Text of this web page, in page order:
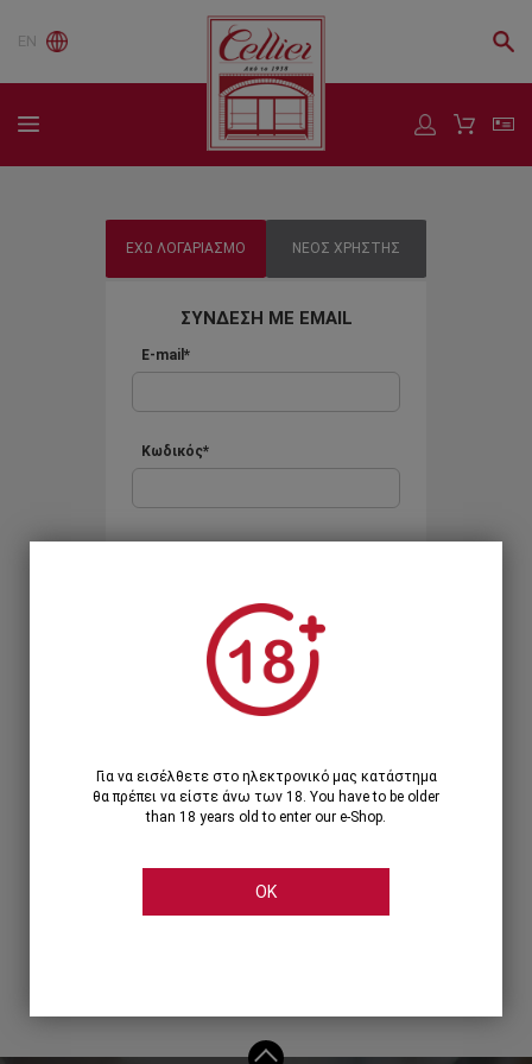
EN
ΕΧΩ ΛΟΓΑΡΙΑΣΜΟ ΝΕΟΣ ΧΡΗΣΤΗΣ
ΣΥΝΔΕΣΗ ΜΕ EMAIL
E-mail*
Κωδικός*
Ξεχάσατε τον κωδικό;
Ή
ΣΥΝΔΕΣΗ ΜΕ ...
Για να εισέλθετε στο ηλεκτρονικό μας κατάστημα
θα πρέπει να είστε άνω των 18. You have to be older
than 18 years old to enter our e-Shop.
OK